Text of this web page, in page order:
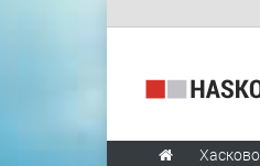
Хасково